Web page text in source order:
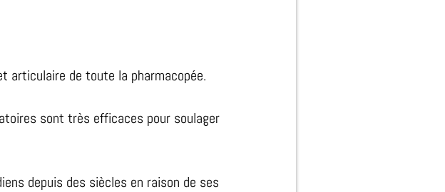
articulaire de toute la pharmacopée.
sont très efficaces pour soulager
depuis des siècles en raison de ses